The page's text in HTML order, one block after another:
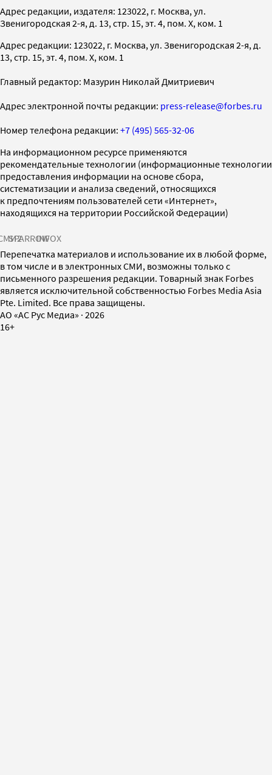
Адрес редакции, издателя: 123022, г. Москва, ул.
Звенигородская 2-я, д. 13, стр. 15, эт. 4, пом. X, ком. 1
Адрес редакции: 123022, г. Москва, ул. Звенигородская 2-я, д.
13, стр. 15, эт. 4, пом. X, ком. 1
Главный редактор: Мазурин Николай Дмитриевич
Адрес электронной почты редакции: press-release@forbes.ru
Номер телефона редакции: +7 (495) 565-32-06
На информационном ресурсе применяются
рекомендательные технологии (информационные технологии
предоставления информации на основе сбора,
систематизации и анализа сведений, относящихся
к предпочтениям пользователей сети «Интернет»,
находящихся на территории Российской Федерации)
SPARROWINFOX
Перепечатка материалов и использование их в любой форме,
в том числе и в электронных СМИ, возможны только с
письменного разрешения редакции. Товарный знак Forbes
является исключительной собственностью Forbes Media Asia
Pte. Limited. Все права защищены.
AO «АС Рус Медиа» · 2026
16+